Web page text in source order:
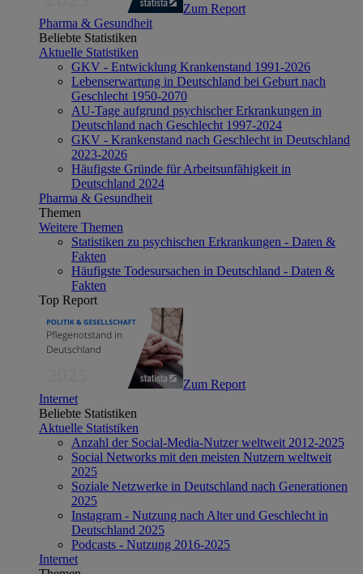
Zum Report
Pharma & Gesundheit
Beliebte Statistiken
Aktuelle Statistiken
GKV - Entwicklung Krankenstand 1991-2026
Lebenserwartung in Deutschland bei Geburt nach
Geschlecht 1950-2070
AU-Tage aufgrund psychischer Erkrankungen in
Deutschland nach Geschlecht 1997-2024
GKV - Krankenstand nach Geschlecht in Deutschland
2023-2026
Häufigste Gründe für Arbeitsunfähigkeit in
Deutschland 2024
Pharma & Gesundheit
Themen
Weitere Themen
Statistiken zu psychischen Erkrankungen - Daten &
Fakten
Häufigste Todesursachen in Deutschland - Daten &
Fakten
Top Report
Zum Report
Internet
Beliebte Statistiken
Aktuelle Statistiken
Anzahl der Social-Media-Nutzer weltweit 2012-2025
Social Networks mit den meisten Nutzern weltweit
2025
Soziale Netzwerke in Deutschland nach Generationen
2025
Instagram - Nutzung nach Alter und Geschlecht in
Deutschland 2025
Podcasts - Nutzung 2016-2025
Internet